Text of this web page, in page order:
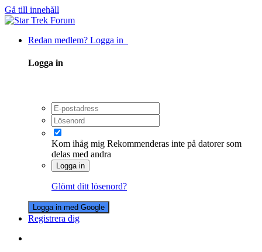
Gå till innehåll
Redan medlem? Logga in
Logga in
Kom ihåg mig Rekommenderas inte på datorer som
delas med andra
Logga in
Glömt ditt lösenord?
Logga in med Google
Registrera dig